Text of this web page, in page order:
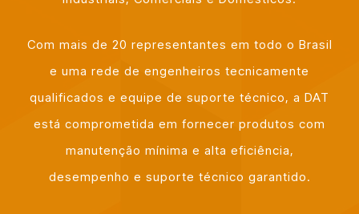
Com mais de 20 representantes em todo o Brasil
e uma rede de engenheiros tecnicamente
qualificados e equipe de suporte técnico, a DAT
está comprometida em fornecer produtos com
manutenção mínima e alta eficiência,
desempenho e suporte técnico garantido.